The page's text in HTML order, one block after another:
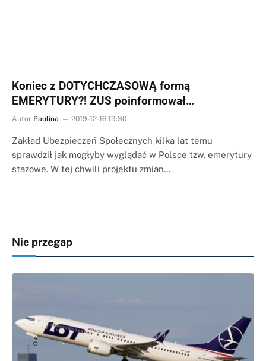
Koniec z DOTYCHCZASOWĄ formą
EMERYTURY?! ZUS poinformował…
Autor Paulina 2019-12-16 19:30
Zakład Ubezpieczeń Społecznych kilka lat temu
sprawdził jak mogłyby wyglądać w Polsce tzw. emerytury
stażowe. W tej chwili projektu zmian…
Nie przegap